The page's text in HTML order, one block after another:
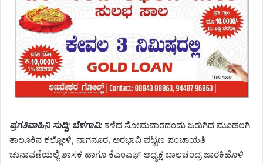
ಪ್ರಗತಿವಾಹಿನಿ ಸುದ್ದಿ; ಬೆಳಗಾವಿ: ಕಳೆದ ಸೋಮವಾರದಂದು ಜರುಗಿದ ಮೂಡಲಗಿ
ತಾಲೂಕಿನ ಕಲ್ಲೋಳಿ, ನಾಗನೂರ, ಅರಭಾವಿ ಪಟ್ಟಣ ಪಂಚಾಯತಿ
ಚುನಾವಣೆಯಲ್ಲಿ ಶಾಸಕ ಹಾಗೂ ಕೆಎಂಎಫ್ ಅಧ್ಯಕ್ಷ ಬಾಲಚಂದ್ರ ಜಾರಕಿಹೊಳಿ